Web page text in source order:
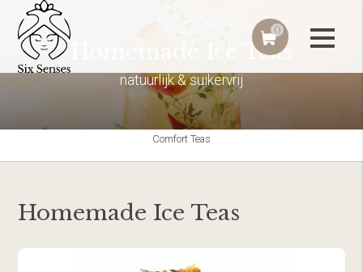
0
Homemade Ice Teas
natuurlijk & suikervrij
Comfort Teas
Homemade Ice Teas